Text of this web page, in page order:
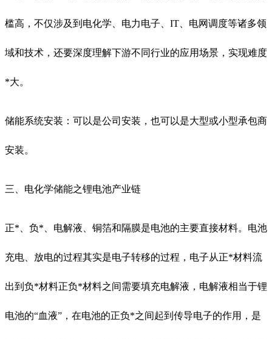
槛高，不仅涉及到电化学、电力电子、IT、电网调度等诸多领
域和技术，还要深度理解下游不同行业的应用场景，实现难度
*大。
储能系统安装：可以是公司安装，也可以是大型或小型承包商
安装。
三、电化学储能之锂电池产业链
正*、负*、电解液、铜箔和隔膜是电池的主要直接材料。电池
充电、放电的过程其实是电子转移的过程，电子从正*材料流
出到负*材料正负*材料之间需要填充电解液，电解液相当于锂
电池的“血液”，在电池的正负*之间起到传导电子的作用，是